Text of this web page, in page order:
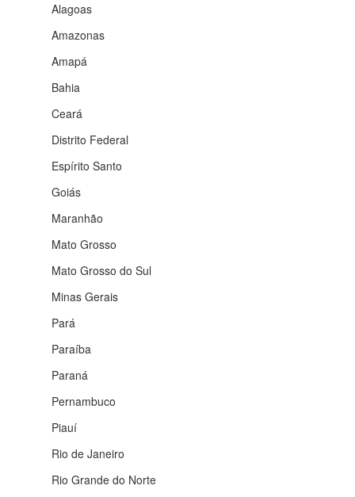
Alagoas
Amazonas
Amapá
Bahia
Ceará
Distrito Federal
Espírito Santo
Goiás
Maranhão
Mato Grosso
Mato Grosso do Sul
Minas Gerais
Pará
Paraíba
Paraná
Pernambuco
Piauí
Rio de Janeiro
Rio Grande do Norte